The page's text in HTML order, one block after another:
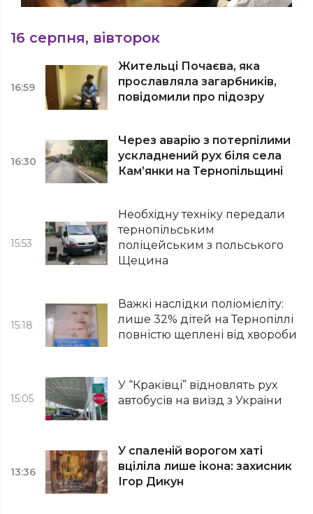
16 серпня, вівторок
16:59
Жительці Почаєва, яка
прославляла загарбників,
повідомили про підозру
16:30
Через аварію з потерпілими
ускладнений рух біля села
Кам’янки на Тернопільщині
15:53
Необхідну техніку передали
тернопільським
поліцейським з польського
Щецина
15:18
Важкі наслідки поліомієліту:
лише 32% дітей на Тернопіллі
повністю щеплені від хвороби
15:05
У “Краківці” відновлять рух
автобусів на виїзд з України
13:36
У спаленій ворогом хаті
вціліла лише ікона: захисник
Ігор Дикун